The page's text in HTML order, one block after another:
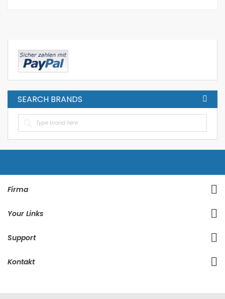
SEARCH BRANDS
Firma
Your Links
Support
Kontakt